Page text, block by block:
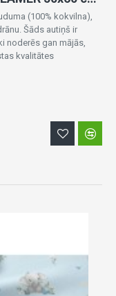
(100% kokvilna),
Šāds autiņš ir
noderēs gan mājās,
kvalitātes